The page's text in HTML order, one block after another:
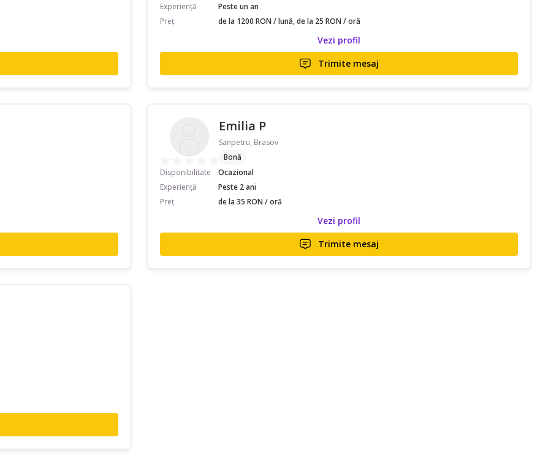
Experiență
Peste un an
Preț
de la 1200 RON / lună, de la 25 RON / oră
Vezi profil
Trimite mesaj
Emilia P
Sanpetru, Brasov
Bonă
Disponibilitate
Ocazional
Experiență
Peste 2 ani
Preț
de la 35 RON / oră
Vezi profil
Trimite mesaj